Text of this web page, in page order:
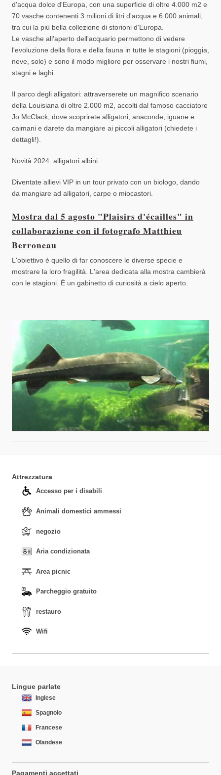
d'acqua dolce d'Europa, con una superficie di oltre 4.000 m2 e
70 vasche contenenti 3 milioni di litri d'acqua e 6.000 animali,
tra cui la più bella collezione di storioni d'Europa.
Le vasche all'aperto dell'acquario permettono di vedere
l'evoluzione della flora e della fauna in tutte le stagioni (pioggia,
neve, sole) e sono il modo migliore per osservare i nostri fiumi,
stagni e laghi.
Il parco degli alligatori: attraverserete un magnifico scenario
della Louisiana di oltre 2.000 m2, accolti dal famoso cacciatore
Jo McClack, dove scoprirete alligatori, anaconde, iguane e
caimani e darete da mangiare ai piccoli alligatori (chiedete i
dettagli!).
Novità 2024: alligatori albini
Diventate allievi VIP in un tour privato con un biologo, dando
da mangiare ad alligatori, carpe o miocastori.
Mostra dal 5 agosto "Plaisirs d'écailles" in
collaborazione con il fotografo Matthieu
Berroneau
L'obiettivo è quello di far conoscere le diverse specie e
mostrare la loro fragilità. L'area dedicata alla mostra cambierà
con le stagioni. È un gabinetto di curiosità a cielo aperto.
Attrezzatura
Accesso per i disabili
Animali domestici ammessi
negozio
Aria condizionata
Area picnic
Parcheggio gratuito
restauro
Wifi
Lingue parlate
Inglese
Spagnolo
Francese
Olandese
Pagamenti accettati